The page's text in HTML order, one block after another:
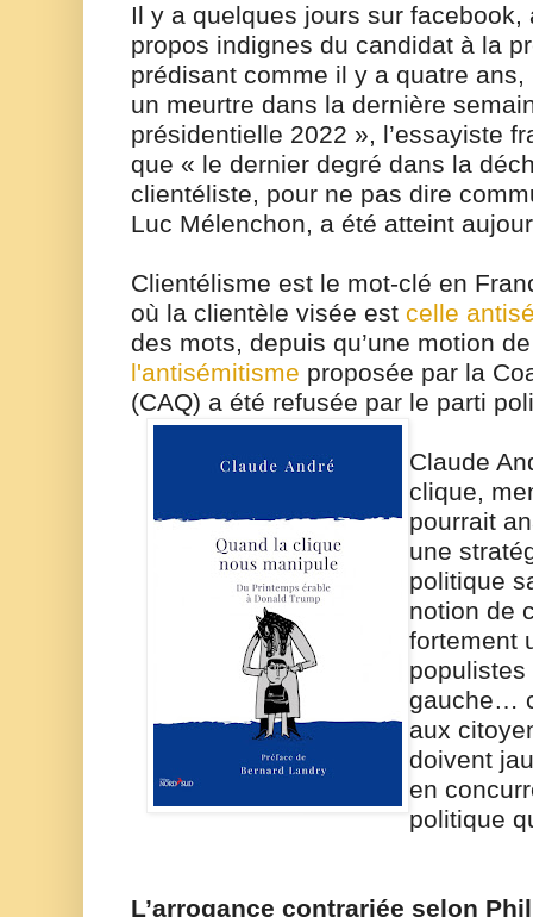
Il y a quelques jours sur
propos indignes du candidat à la
prédisant comme il y a quatre
un meurtre dans la dernière
présidentielle 2022 », l’essayiste
que « le dernier degré dans la
clientéliste, pour ne pas dire
Luc Mélenchon, a été atteint
Clientélisme est le mot-clé en
où la clientèle visée est celle
des mots, depuis qu’une motion
l'antisémitisme proposée par la
(CAQ) a été refusée par le parti
Claude
clique,
pourrait
une
politique
notion de
fortement
gauche…
aux
doivent
en
politique
L’arrogance contrariée selon